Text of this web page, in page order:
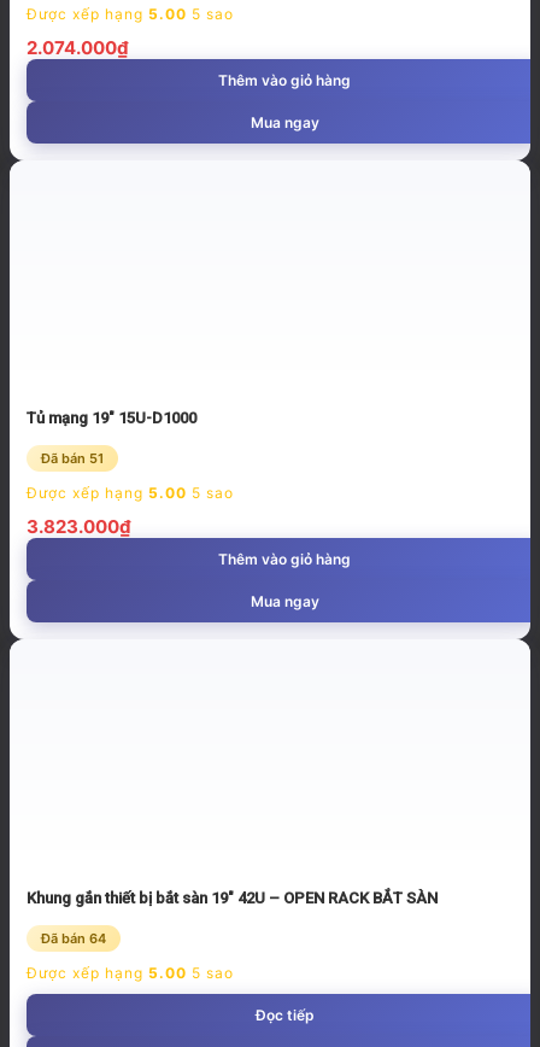
Được xếp hạng 5.00 5 sao
2.074.000₫
Thêm vào giỏ hàng
Mua ngay
Tủ mạng 19″ 15U-D1000
Đã bán 51
Được xếp hạng 5.00 5 sao
3.823.000₫
Thêm vào giỏ hàng
Mua ngay
Khung gắn thiết bị bắt sàn 19″ 42U – OPEN RACK BẮT SÀN
Đã bán 64
Được xếp hạng 5.00 5 sao
Đọc tiếp